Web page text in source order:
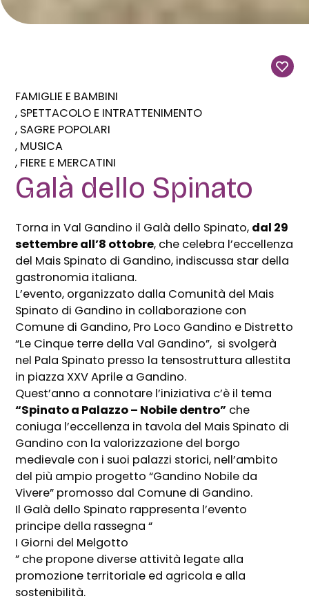
FAMIGLIE E BAMBINI
SPETTACOLO E INTRATTENIMENTO
SAGRE POPOLARI
MUSICA
FIERE E MERCATINI
Galà dello Spinato
Torna in Val Gandino il Galà dello Spinato, dal 29
settembre all’8 ottobre, che celebra l’eccellenza
del Mais Spinato di Gandino, indiscussa star della
gastronomia italiana.
L’evento, organizzato dalla Comunità del Mais
Spinato di Gandino in collaborazione con
Comune di Gandino, Pro Loco Gandino e Distretto
“Le Cinque terre della Val Gandino”, si svolgerà
nel Pala Spinato presso la tensostruttura allestita
in piazza XXV Aprile a Gandino.
Quest’anno a connotare l’iniziativa c’è il tema
“Spinato a Palazzo – Nobile dentro” che
coniuga l’eccellenza in tavola del Mais Spinato di
Gandino con la valorizzazione del borgo
medievale con i suoi palazzi storici, nell’ambito
del più ampio progetto “Gandino Nobile da
Vivere” promosso dal Comune di Gandino.
Il Galà dello Spinato rappresenta l’evento
principe della rassegna “
I Giorni del Melgotto
” che propone diverse attività legate alla
promozione territoriale ed agricola e alla
sostenibilità.